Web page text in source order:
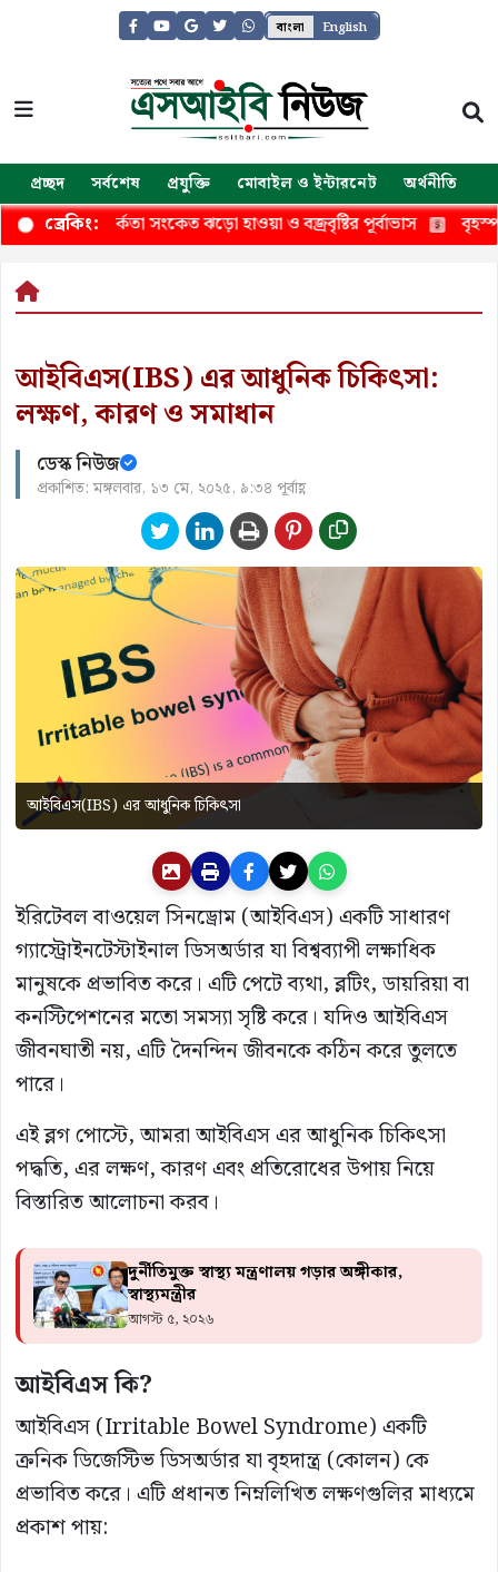
বাংলা English
প্রচ্ছদ সর্বশেষ প্রযুক্তি মোবাইল ও ইন্টারনেট অর্থনীতি
ব্রেকিং:
সতর্কতা সংকেত ঝড়ো হাওয়া ও বজ্রবৃষ্টির পূর্বাভাস বৃহস্পতিবার
আইবিএস(IBS) এর আধুনিক চিকিৎসা:
লক্ষণ, কারণ ও সমাধান
ডেস্ক নিউজ
প্রকাশিত: মঙ্গলবার, ১৩ মে, ২০২৫, ৯:৩৪ পূর্বাহ্ণ
আইবিএস(IBS) এর আধুনিক চিকিৎসা
ইরিটেবল বাওয়েল সিনড্রোম (আইবিএস) একটি সাধারণ
গ্যাস্ট্রোইনটেস্টাইনাল ডিসঅর্ডার যা বিশ্বব্যাপী লক্ষাধিক
মানুষকে প্রভাবিত করে। এটি পেটে ব্যথা, ব্লটিং, ডায়রিয়া বা
কনস্টিপেশনের মতো সমস্যা সৃষ্টি করে। যদিও আইবিএস
জীবনঘাতী নয়, এটি দৈনন্দিন জীবনকে কঠিন করে তুলতে
পারে।
এই ব্লগ পোস্টে, আমরা আইবিএস এর আধুনিক চিকিৎসা
পদ্ধতি, এর লক্ষণ, কারণ এবং প্রতিরোধের উপায় নিয়ে
বিস্তারিত আলোচনা করব।
দুর্নীতিমুক্ত স্বাস্থ্য মন্ত্রণালয় গড়ার অঙ্গীকার,
স্বাস্থ্যমন্ত্রীর
আগস্ট ৫, ২০২৬
আইবিএস কি?
আইবিএস (Irritable Bowel Syndrome) একটি
ক্রনিক ডিজেস্টিভ ডিসঅর্ডার যা বৃহদান্ত্র (কোলন) কে
প্রভাবিত করে। এটি প্রধানত নিম্নলিখিত লক্ষণগুলির মাধ্যমে
প্রকাশ পায়: